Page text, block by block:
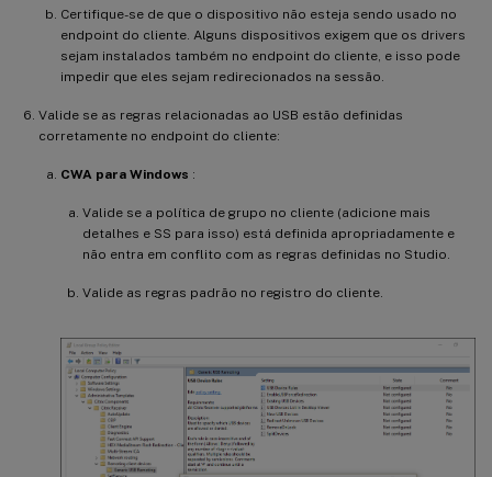
Certifique-se de que o dispositivo não esteja sendo usado no
endpoint do cliente. Alguns dispositivos exigem que os drivers
sejam instalados também no endpoint do cliente, e isso pode
impedir que eles sejam redirecionados na sessão.
Valide se as regras relacionadas ao USB estão definidas
corretamente no endpoint do cliente:
CWA para Windows :
Valide se a política de grupo no cliente (adicione mais
detalhes e SS para isso) está definida apropriadamente e
não entra em conflito com as regras definidas no Studio.
Valide as regras padrão no registro do cliente.